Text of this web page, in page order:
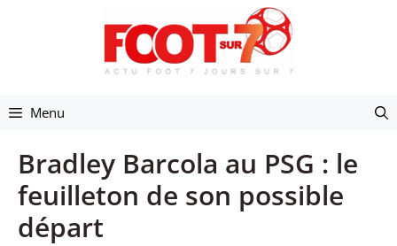
Menu
Bradley Barcola au PSG : le
feuilleton de son possible
départ